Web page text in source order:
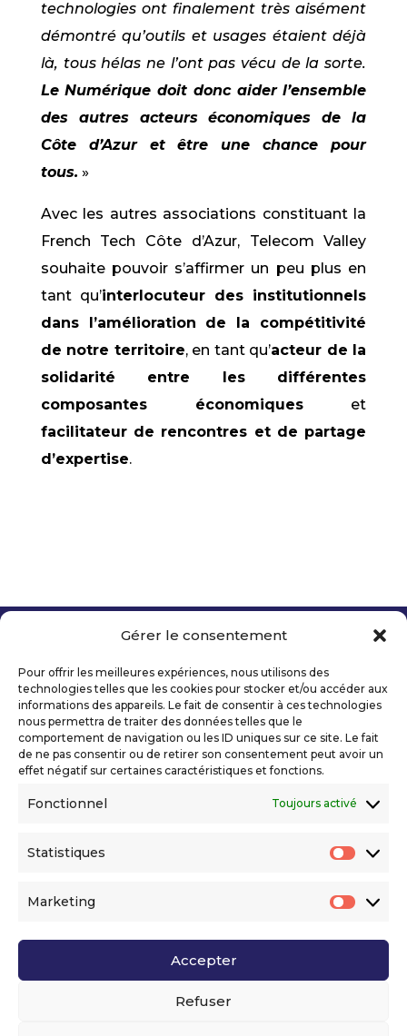
Gérer le consentement
Pour offrir les meilleures expériences, nous utilisons des
technologies telles que les cookies pour stocker et/ou accéder aux
informations des appareils. Le fait de consentir à ces technologies
nous permettra de traiter des données telles que le
comportement de navigation ou les ID uniques sur ce site. Le fait
de ne pas consentir ou de retirer son consentement peut avoir un
effet négatif sur certaines caractéristiques et fonctions.
Fonctionnel Toujours activé
Statistiques
Marketing
Accepter
Refuser
technologies ont finalement très aisément
démontré qu’outils et usages étaient déjà
là, tous hélas ne l’ont pas vécu de la sorte.
Le Numérique doit donc aider l’ensemble
des autres acteurs économiques de la
Côte d’Azur et être une chance pour
tous. »
Avec les autres associations constituant la
French Tech Côte d’Azur, Telecom Valley
souhaite pouvoir s’affirmer un peu plus en
tant qu’interlocuteur des institutionnels
dans l’amélioration de la compétitivité
de notre territoire, en tant qu’acteur de la
solidarité entre les différentes
composantes économiques et
facilitateur de rencontres et de partage
d’expertise.
Mentions légales
Politique de confidentialité
Déclaration d’accessibilité numérique
Ils nous soutiennent
Voir l’ensemble de nos partenaires